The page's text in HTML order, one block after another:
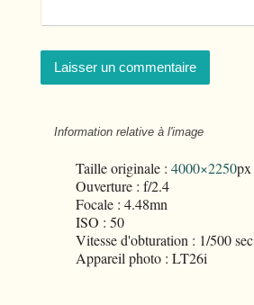
Information relative à l'image
Taille originale : 4000×2250px
Ouverture : f/2.4
Focale : 4.48mn
ISO : 50
Vitesse d'obturation : 1/500 sec
Appareil photo : LT26i